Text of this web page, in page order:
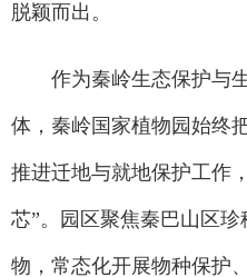
脱颖而出。
作为秦岭生态保护与生
体，秦岭国家植物园始终
推进迁地与就地保护工作
芯”。园区聚焦秦巴山区
物，常态化开展物种保护